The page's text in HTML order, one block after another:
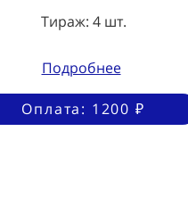
Тираж: 4 шт.
Подробнее
Оплата: 1200 ₽